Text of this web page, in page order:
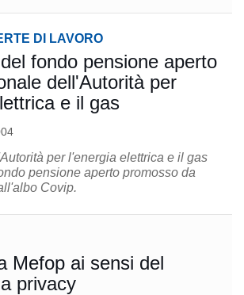
DI LAVORO
fondo pensione aperto
dell'Autorità per
e il gas
per l'energia elettrica e il gas
pensione aperto promosso da
Covip.
Mefop ai sensi del
privacy